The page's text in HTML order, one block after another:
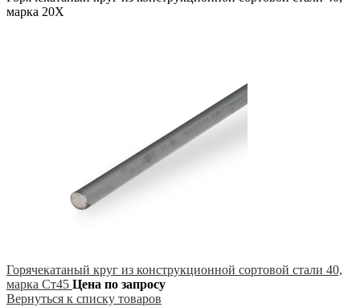
марка 20Х
Горячекатаный круг из конструкционной сортовой стали 40,
марка Ст45 Цена по запросу
Вернуться к списку товаров